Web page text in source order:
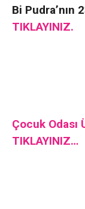
Bi
TIKLAYINIZ.
Çocuk
TIKLAYINIZ…